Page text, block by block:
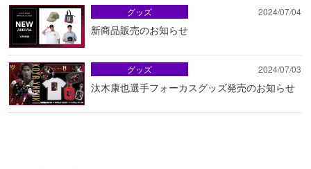
2024/07/04
新商品販売のお知らせ
グッズ
2024/07/03
汰木康也選手フォーカスグッズ発売のお知らせ
グッズ